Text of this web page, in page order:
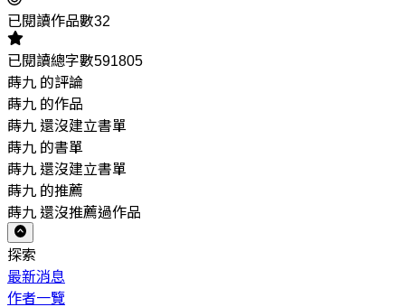
已閱讀作品數32
已閱讀總字數591805
蒔九 的評論
蒔九 的作品
蒔九 還沒建立書單
蒔九 的書單
蒔九 還沒建立書單
蒔九 的推薦
蒔九 還沒推薦過作品
探索
最新消息
作者一覽